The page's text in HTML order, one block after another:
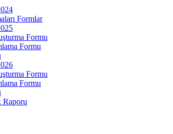
Formlar
Formu
Formu
Formu
Formu
Raporu